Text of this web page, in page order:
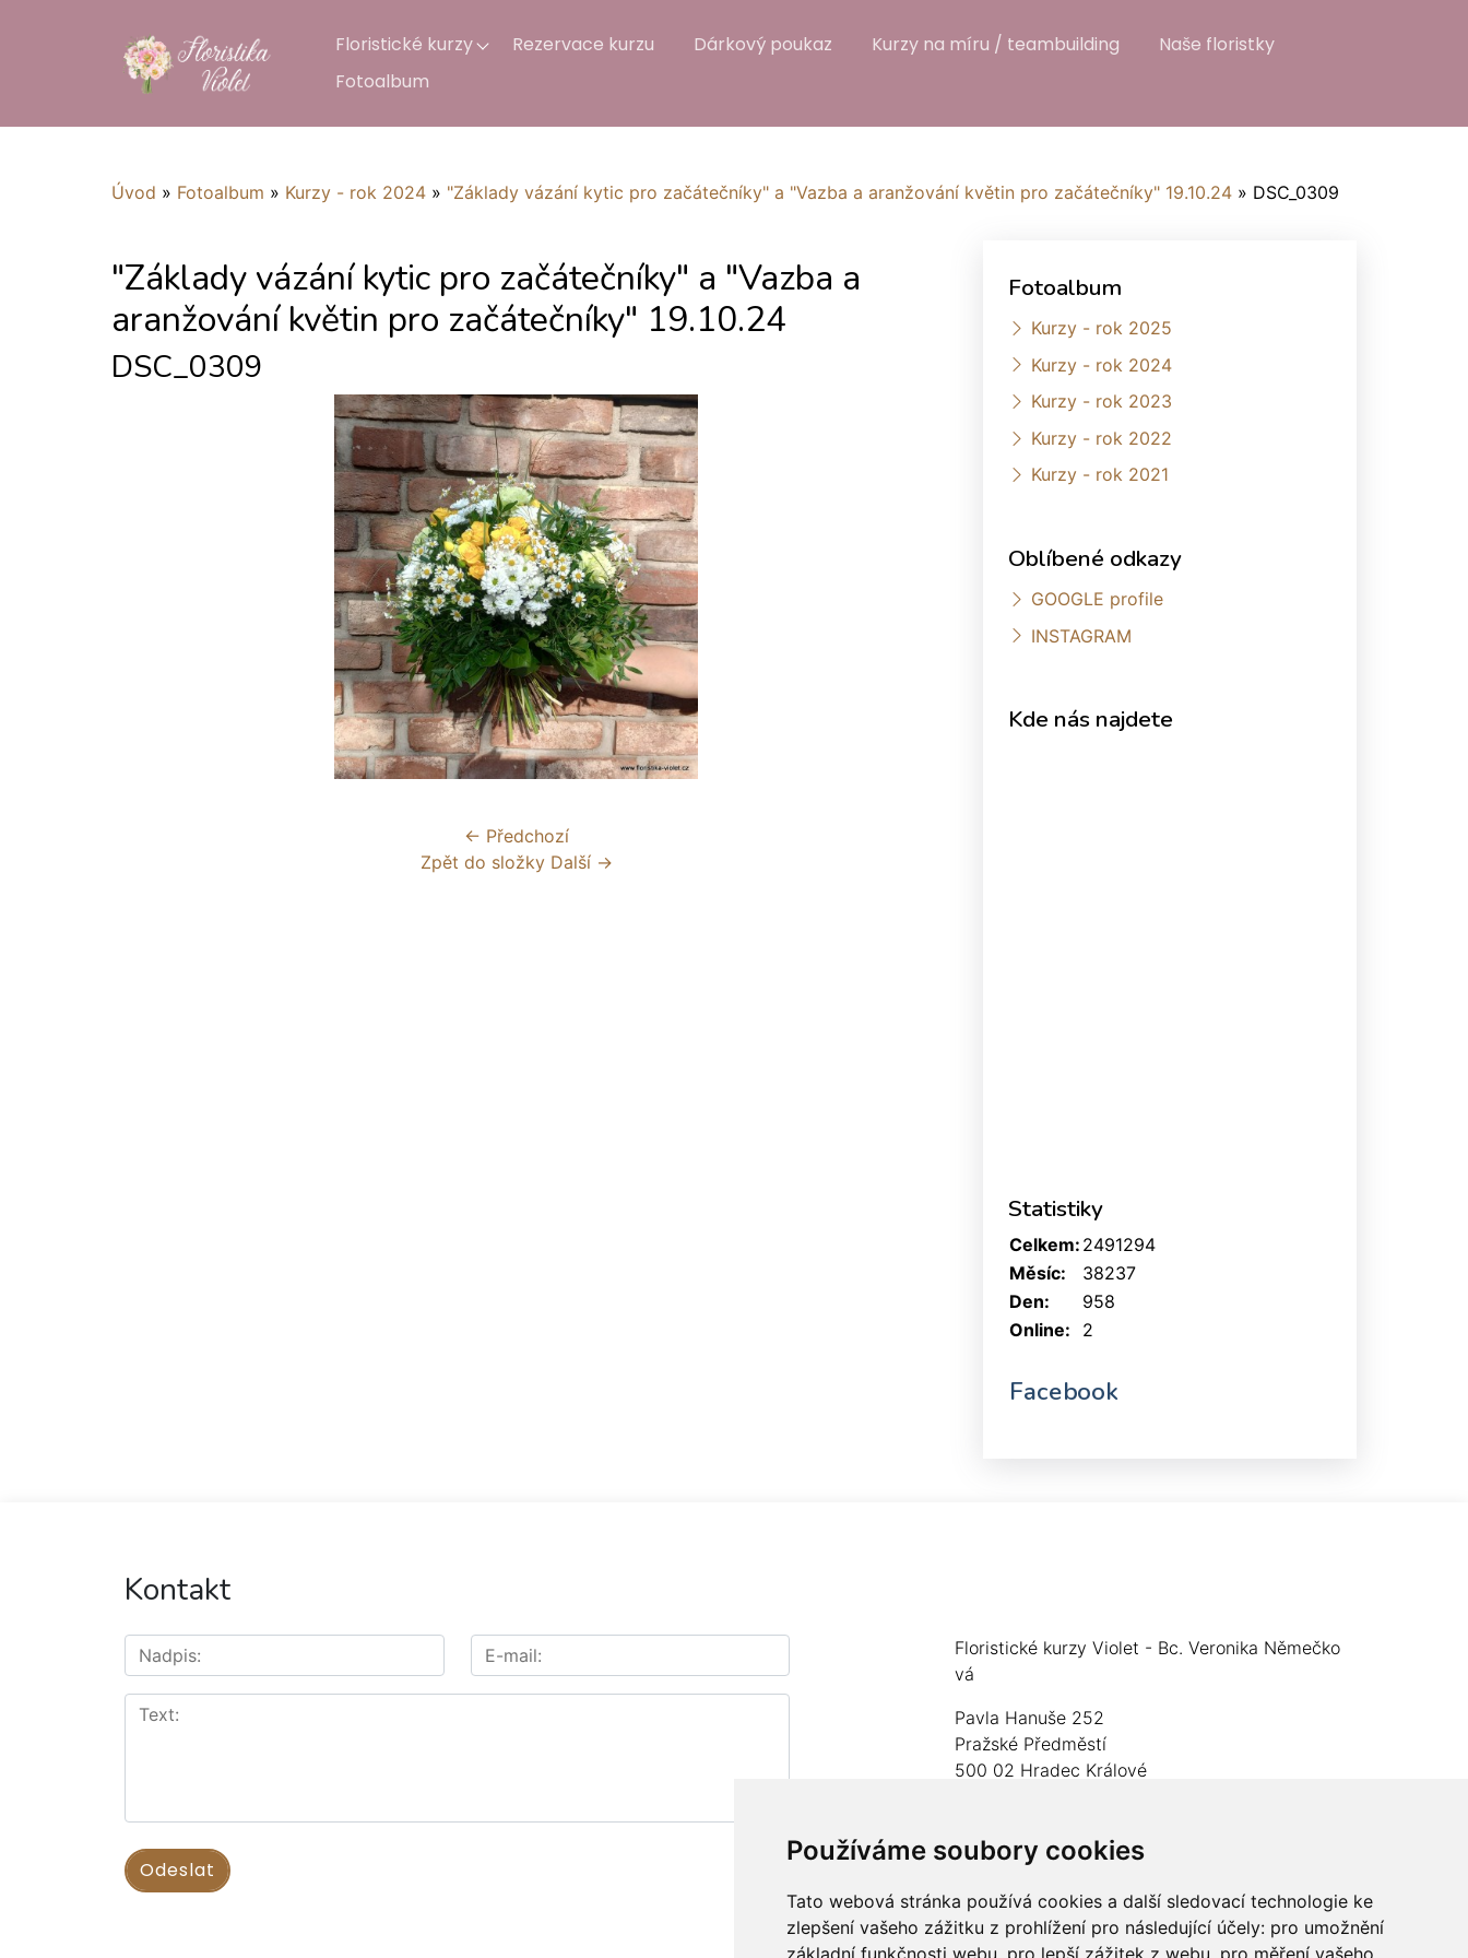
Používáme soubory cookies
Tato webová stránka používá cookies a další sledovací technologie ke
zlepšení vašeho zážitku z prohlížení pro následující účely: pro umožnění
základní funkčnosti webu pro lepší zážitek z webu pro měření vašeho
Floristické kurzy Rezervace kurzu Dárkový poukaz Kurzy na míru / teambuilding
Naše floristky
Fotoalbum
Úvod » Fotoalbum » Kurzy - rok 2024 » "Základy vázání kytic pro začátečníky" a "Vazba a aranžování květin pro začátečníky" 19.10.24 » DSC_0309
"Základy vázání kytic pro začátečníky" a "Vazba a
aranžování květin pro začátečníky" 19.10.24
DSC_0309
← Předchozí
Zpět do složky Další →
Fotoalbum
Kurzy - rok 2025
Kurzy - rok 2024
Kurzy - rok 2023
Kurzy - rok 2022
Kurzy - rok 2021
Oblíbené odkazy
GOOGLE profile
INSTAGRAM
Kde nás najdete
Statistiky
Online: 2
Celkem: 2491294
Měsíc:
38237
Den:
958
Facebook
Kontakt
Floristické kurzy Violet - Bc. Veronika Němečko
vá
Pavla Hanuše 252
Pražské Předměstí
500 02 Hradec Králové
číslo účtu: 2600989157/2010
Telefon: +420 737 982 070
E-mail:floristika.violet@email.cz